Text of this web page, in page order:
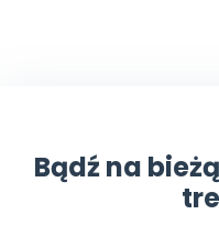
Bądź na